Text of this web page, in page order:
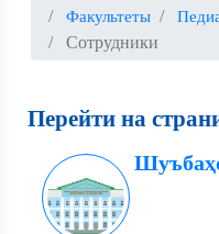
Факультеты
Сотрудники
Перейти на